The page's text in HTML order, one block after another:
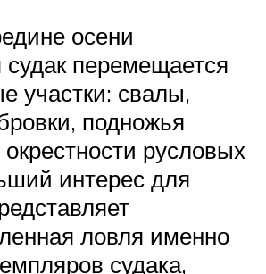
осени
перемещается
участки: свалы,
подножья
русловых
интерес для
ловля именно
судака,